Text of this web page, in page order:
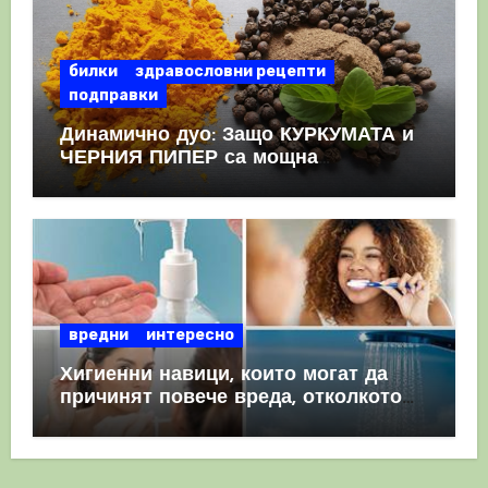
билки
здравословни рецепти
подправки
Динамично дуо: Защо КУРКУМАТА и
ЧЕРНИЯ ПИПЕР са мощна
комбинация
вредни интересно
Хигиенни навици, които могат да
причинят повече вреда, отколкото
полза